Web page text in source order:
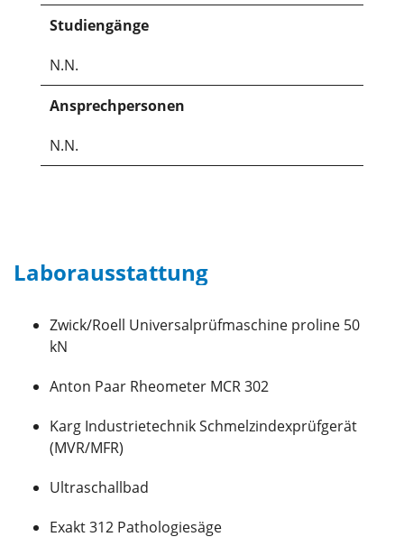
Studiengänge
N.N.
Ansprechpersonen
N.N.
Laborausstattung
Zwick/Roell Universalprüfmaschine proline 50
kN
Anton Paar Rheometer MCR 302
Karg Industrietechnik Schmelzindexprüfgerät
(MVR/MFR)
Ultraschallbad
Exakt 312 Pathologiesäge